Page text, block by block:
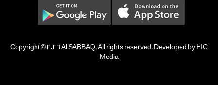
Copyright © 2026 Al SABBAQ. All rights reserved. Developed by HIC
Media